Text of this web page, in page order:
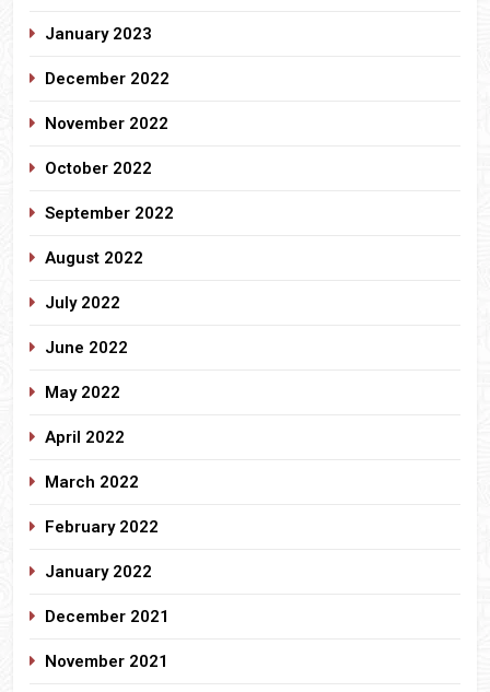
January 2023
December 2022
November 2022
October 2022
September 2022
August 2022
July 2022
June 2022
May 2022
April 2022
March 2022
February 2022
January 2022
December 2021
November 2021